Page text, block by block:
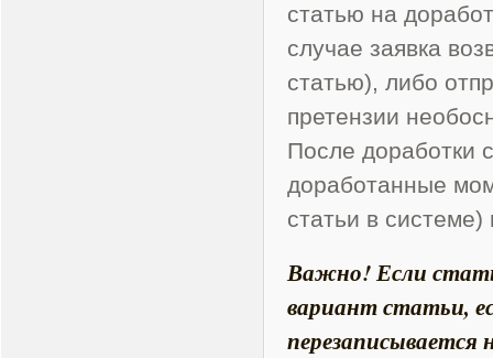
статью на
случае заявка
статью), либо
претензии
После доработки
доработанные
статьи в системе)
Важно! Если
вариант статьи,